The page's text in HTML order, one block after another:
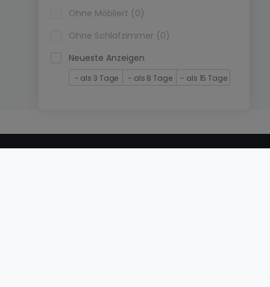
Ohne Möbliert (0)
Ohne Schlafzimmer (0)
Neueste Anzeigen
- als 3 Tage - als 8 Tage - als 15 Tage